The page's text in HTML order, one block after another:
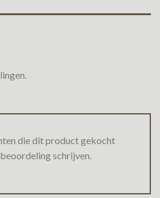
die dit product gekocht
schrijven.